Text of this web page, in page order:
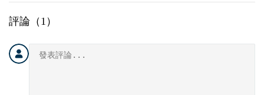
評論（ 1 ）